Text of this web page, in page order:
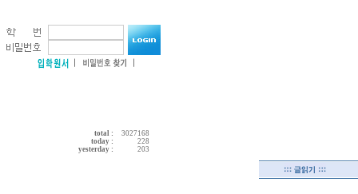
total :
3027168
today :
228
yesterday :
203